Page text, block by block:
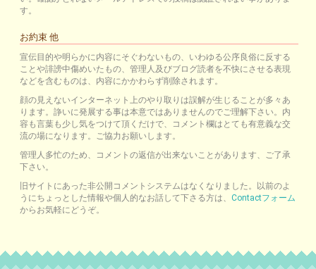
す。
お約束 他
宣伝目的や明らかに内容にそぐわないもの、いわゆる公序良俗に反する
ことや誹謗中傷めいたもの、管理人及びブログ読者を不快にさせる表現
などを含むものは、内容にかかわらず削除されます。
顔の見えないインターネット上のやり取りは誤解が生じることが多々あ
ります。諍いに発展する事は本意ではありませんのでご理解下さい。内
容も言葉も少し気をつけて頂くだけで、コメント欄はとても有意義な交
流の場になります。ご協力お願いします。
管理人多忙のため、コメントの返信が出来ないことがあります、ご了承
下さい。
旧サイトにあった非公開コメントシステムはなくなりました。以前のよ
うにちょっとした情報や個人的なお話して下さる方は、 Contactフォーム
からお気軽にどうぞ。